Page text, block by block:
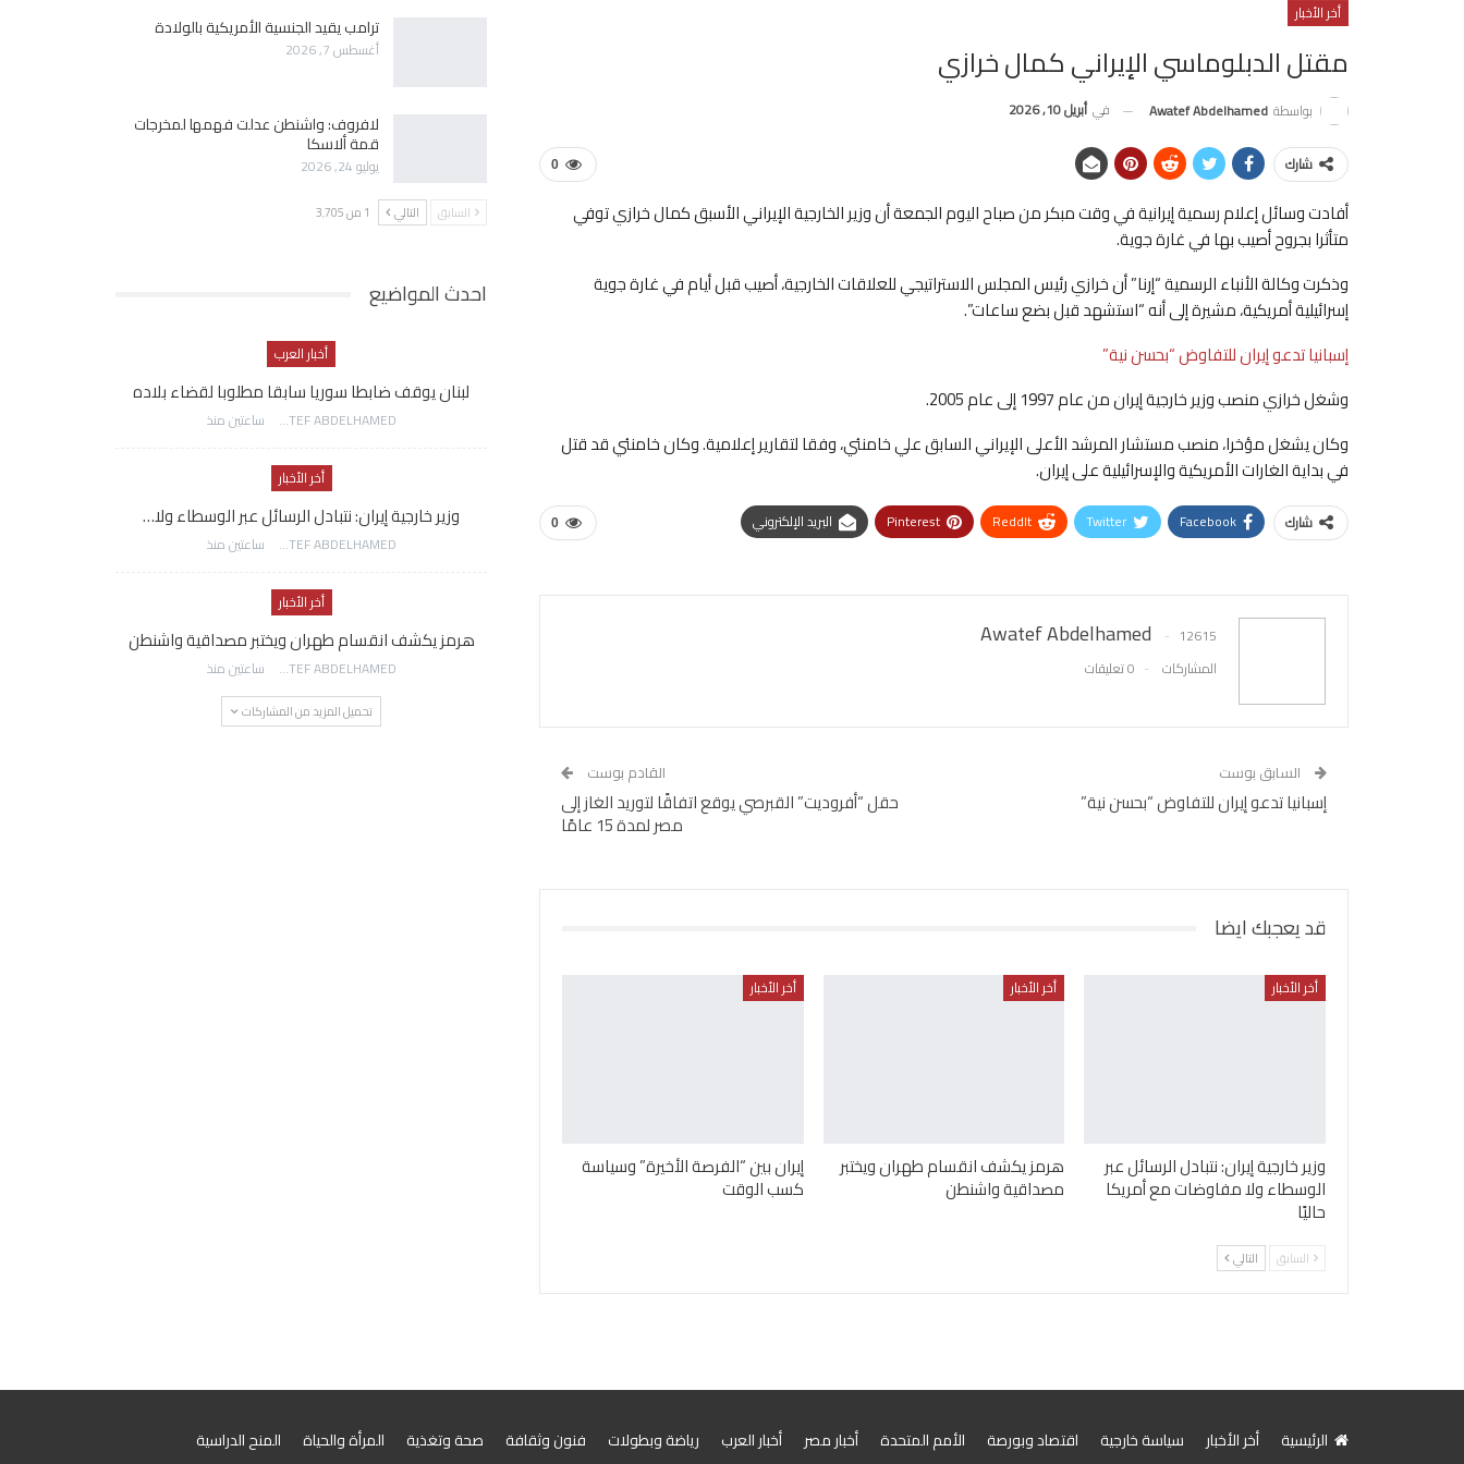
أخر الأخبار
مقتل الدبلوماسي الإيراني كمال خرازي
بواسطة Awatef Abdelhamed في أبريل 10, 2026
0 شارك
أفادت وسائل إعلام رسمية إيرانية في وقت مبكر من صباح اليوم الجمعة أن وزير الخارجية الإيراني الأسبق كمال خرازي توفي
متأثرا بجروح أصيب بها في غارة جوية.
وذكرت وكالة الأنباء الرسمية “إرنا” أن خرازي رئيس المجلس الاستراتيجي للعلاقات الخارجية، أصيب قبل أيام في غارة جوية
إسرائيلية أمريكية، مشيرة إلى أنه “استشهد قبل بضع ساعات”.
إسبانيا تدعو إيران للتفاوض “بحسن نية”
وشغل خرازي منصب وزير خارجية إيران من عام 1997 إلى عام 2005.
وكان يشغل مؤخرا، منصب مستشار المرشد الأعلى الإيراني السابق علي خامنئي، وفقا لتقارير إعلامية. وكان خامنئي قد قتل
في بداية الغارات الأمريكية والإسرائيلية على إيران.
0 شارك Facebook
Twitter
ReddIt
Pinterest البريد الإلكتروني
Awatef Abdelhamed
12615
المشاركات
0 تعليقات
السابق بوست
إسبانيا تدعو إيران للتفاوض “بحسن نية”
القادم بوست
حقل “أفروديت” القبرصي يوقع اتفاقًا لتوريد الغاز إلى
مصر لمدة 15 عامًا
قد يعجبك ايضا
أخر الأخبار
وزير خارجية إيران: نتبادل الرسائل عبر
الوسطاء ولا مفاوضات مع أمريكا
حاليًا
أخر الأخبار
هرمز يكشف انقسام طهران ويختبر
مصداقية واشنطن
أخر الأخبار
إيران بين “الفرصة الأخيرة” وسياسة
كسب الوقت
السابق التالي
ترامب يقيد الجنسية الأمريكية بالولادة
أغسطس 7, 2026
لافروف: واشنطن عدلت فهمها لمخرجات
قمة ألاسكا
يوليو 24, 2026
السابق التالي 1 من 3٬705
احدث المواضيع
أخبار العرب
لبنان يوقف ضابطا سوريا سابقا مطلوبا لقضاء بلاده
AWATEF ABDELHAMED ساعتين منذ
أخر الأخبار
وزير خارجية إيران: نتبادل الرسائل عبر الوسطاء ولا…
AWATEF ABDELHAMED ساعتين منذ
أخر الأخبار
هرمز يكشف انقسام طهران ويختبر مصداقية واشنطن
AWATEF ABDELHAMED ساعتين منذ
تحميل المزيد من المشاركات
الرئيسية أخر الأخبار سياسة خارجية اقتصاد وبورصة الأمم المتحدة أخبار مصر أخبار العرب رياضة وبطولات فنون وثقافة صحة وتغذية المرأة والحياة
المنح الدراسية